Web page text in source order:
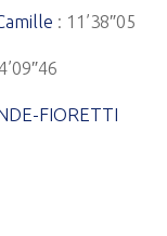
: 11’38″05
FIORETTI